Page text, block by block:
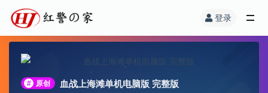
登录
# 原创 血战上海滩单机电脑版 完整版